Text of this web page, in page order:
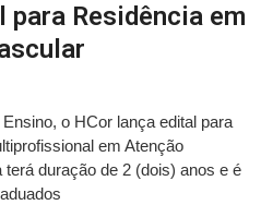
para Residência em
o HCor lança edital para
em Atenção
duração de 2 (dois) anos e é